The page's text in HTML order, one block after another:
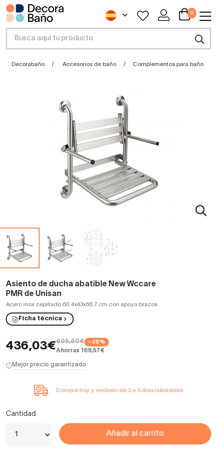
0
Decorabaño Accesorios de baño Complementos para baño
Asiento de ducha abatible New Wccare
PMR de Unisan
Acero inox cepillado 60.4x43x66.7 cm con apoya brazos
Ficha técnica
436,03€605,60€ −28%
Ahorras 169,57€
Mejor precio garantizado
Compra hoy y recíbelo de 3 a 5 días laborables
Cantidad
Añadir al carrito